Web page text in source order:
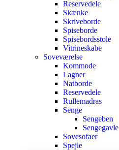
Reservedele
Skænke
Skriveborde
Spiseborde
Spisebordsstole
Vitrineskabe
Soveværelse
Kommode
Lagner
Natborde
Reservedele
Rullemadras
Senge
Sengeben
Sengegavle
Sovesofaer
Spejle